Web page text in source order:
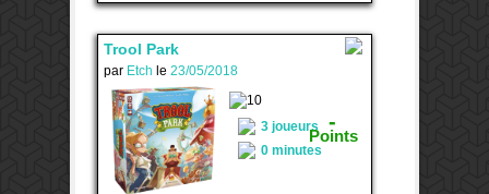
Trool Park
par Etch le 23/05/2018
-
Points
3 joueurs
0 minutes